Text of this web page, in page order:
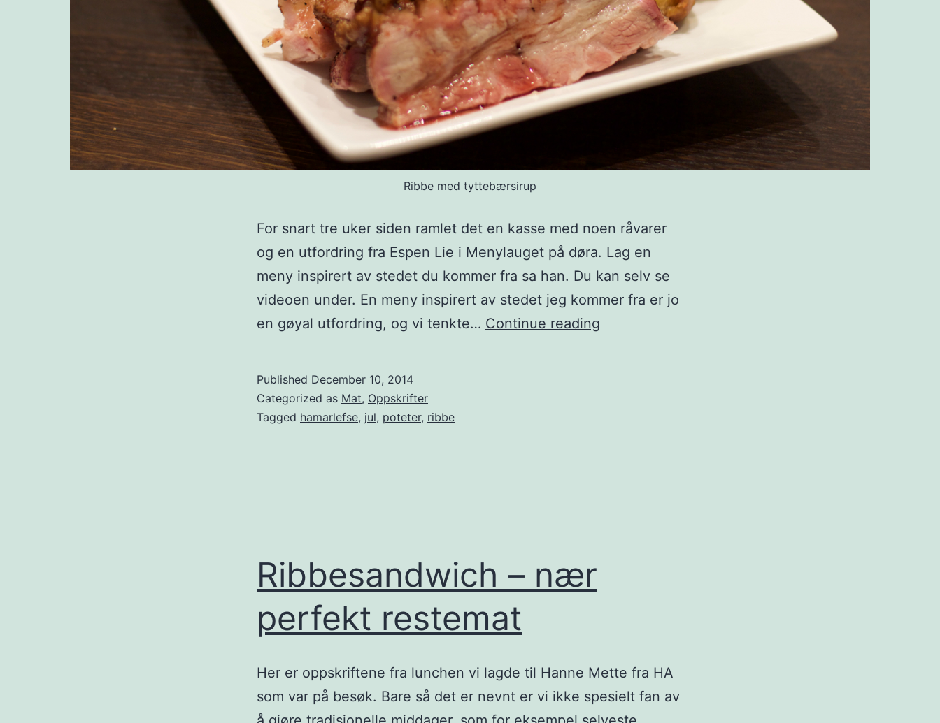
Ribbe med tyttebærsirup
For snart tre uker siden ramlet det en kasse med noen råvarer
og en utfordring fra Espen Lie i Menylauget på døra. Lag en
meny inspirert av stedet du kommer fra sa han. Du kan selv se
videoen under. En meny inspirert av stedet jeg kommer fra er jo
en gøyal utfordring, og vi tenkte… Continue reading
Published December 10, 2014
Categorized as Mat, Oppskrifter
Tagged hamarlefse, jul, poteter, ribbe
Ribbesandwich – nær
perfekt restemat
Her er oppskriftene fra lunchen vi lagde til Hanne Mette fra HA
som var på besøk. Bare så det er nevnt er vi ikke spesielt fan av